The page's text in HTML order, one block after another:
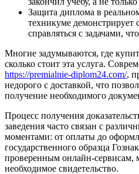
Защита диплома в
техникуме демонстрирует
справляться с задачами,
Многие задумываются, где
сколько стоит эта услуга.
https://premialnie-diplom24.com/,
недорого с доставкой, что
получение необходимого
Процесс получения
заведения часто связан с
моментами: от оплаты до
государственного образца
проверенным онлайн-сервисам,
необходимое свидетельство.